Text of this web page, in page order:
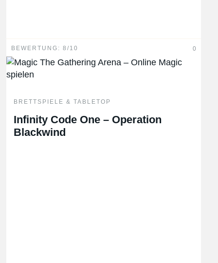
BEWERTUNG: 8/10 0
BRETTSPIELE & TABLETOP
Infinity Code One – Operation
Blackwind